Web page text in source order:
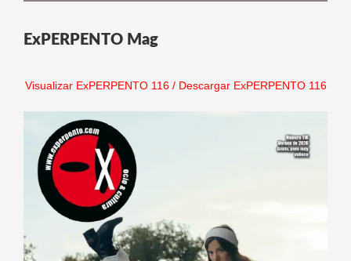
ExPERPENTO Mag
Visualizar ExPERPENTO 116/ Descargar ExPERPENTO 116